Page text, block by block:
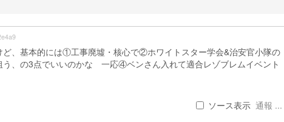
、基本的には①工事廃墟・核心で②ホワイトスター学会&治安官小隊の
、の3点でいいのかな 一応④ベンさん入れて適合レゾブレムイベント
ソース表示 通報 ...